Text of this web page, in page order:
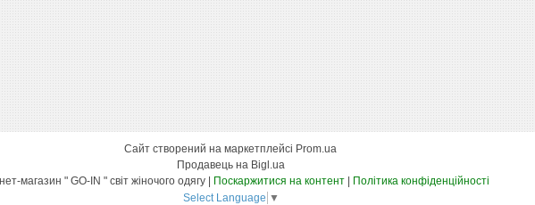
Сайт створений на маркетплейсі Prom.ua
Продавець на Bigl.ua
Поскаржитися на контент
Політика конфіденційності
Select Language ▼